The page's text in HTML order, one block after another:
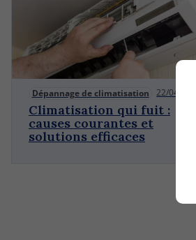
Dépannage de climatisation 22/04/2026
Climatisation qui fuit :
causes courantes et
solutions efficaces